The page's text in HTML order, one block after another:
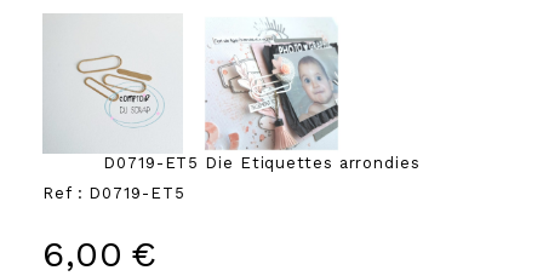
D0719-ET5 Die Etiquettes arrondies
Ref : D0719-ET5
6,00 €